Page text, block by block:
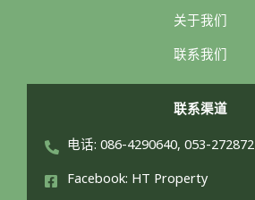
关于我们
联系我们
联系渠道
电话: 086-4290640, 053-272872
Facebook: HT Property